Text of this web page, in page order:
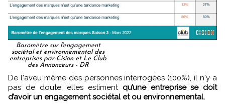
Baromètre sur l'engagement
sociétal et environnemental des
entreprises par Cision et Le Club
des Annonceurs - DR
De l'aveu même des personnes interrogées (100%), il n'y a
pas de doute, elles estiment qu’une entreprise se doit
d’avoir un engagement sociétal et ou environnemental.